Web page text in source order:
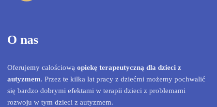
O nas
Oferujemy całościową opiekę terapeutyczną dla dzieci z
autyzmem. Przez te kilka lat pracy z dziećmi możemy pochwalić
się bardzo dobrymi efektami w terapii dzieci z problemami
rozwoju w tym dzieci z autyzmem.